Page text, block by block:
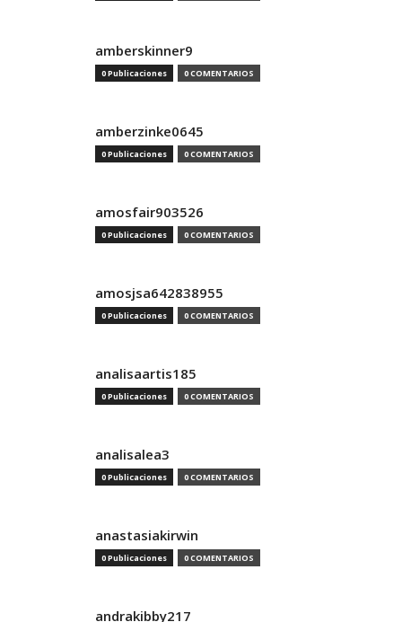
amberskinner9
0 Publicaciones 0 COMENTARIOS
amberzinke0645
0 Publicaciones 0 COMENTARIOS
amosfair903526
0 Publicaciones 0 COMENTARIOS
amosjsa642838955
0 Publicaciones 0 COMENTARIOS
analisaartis185
0 Publicaciones 0 COMENTARIOS
analisalea3
0 Publicaciones 0 COMENTARIOS
anastasiakirwin
0 Publicaciones 0 COMENTARIOS
andrakibby217